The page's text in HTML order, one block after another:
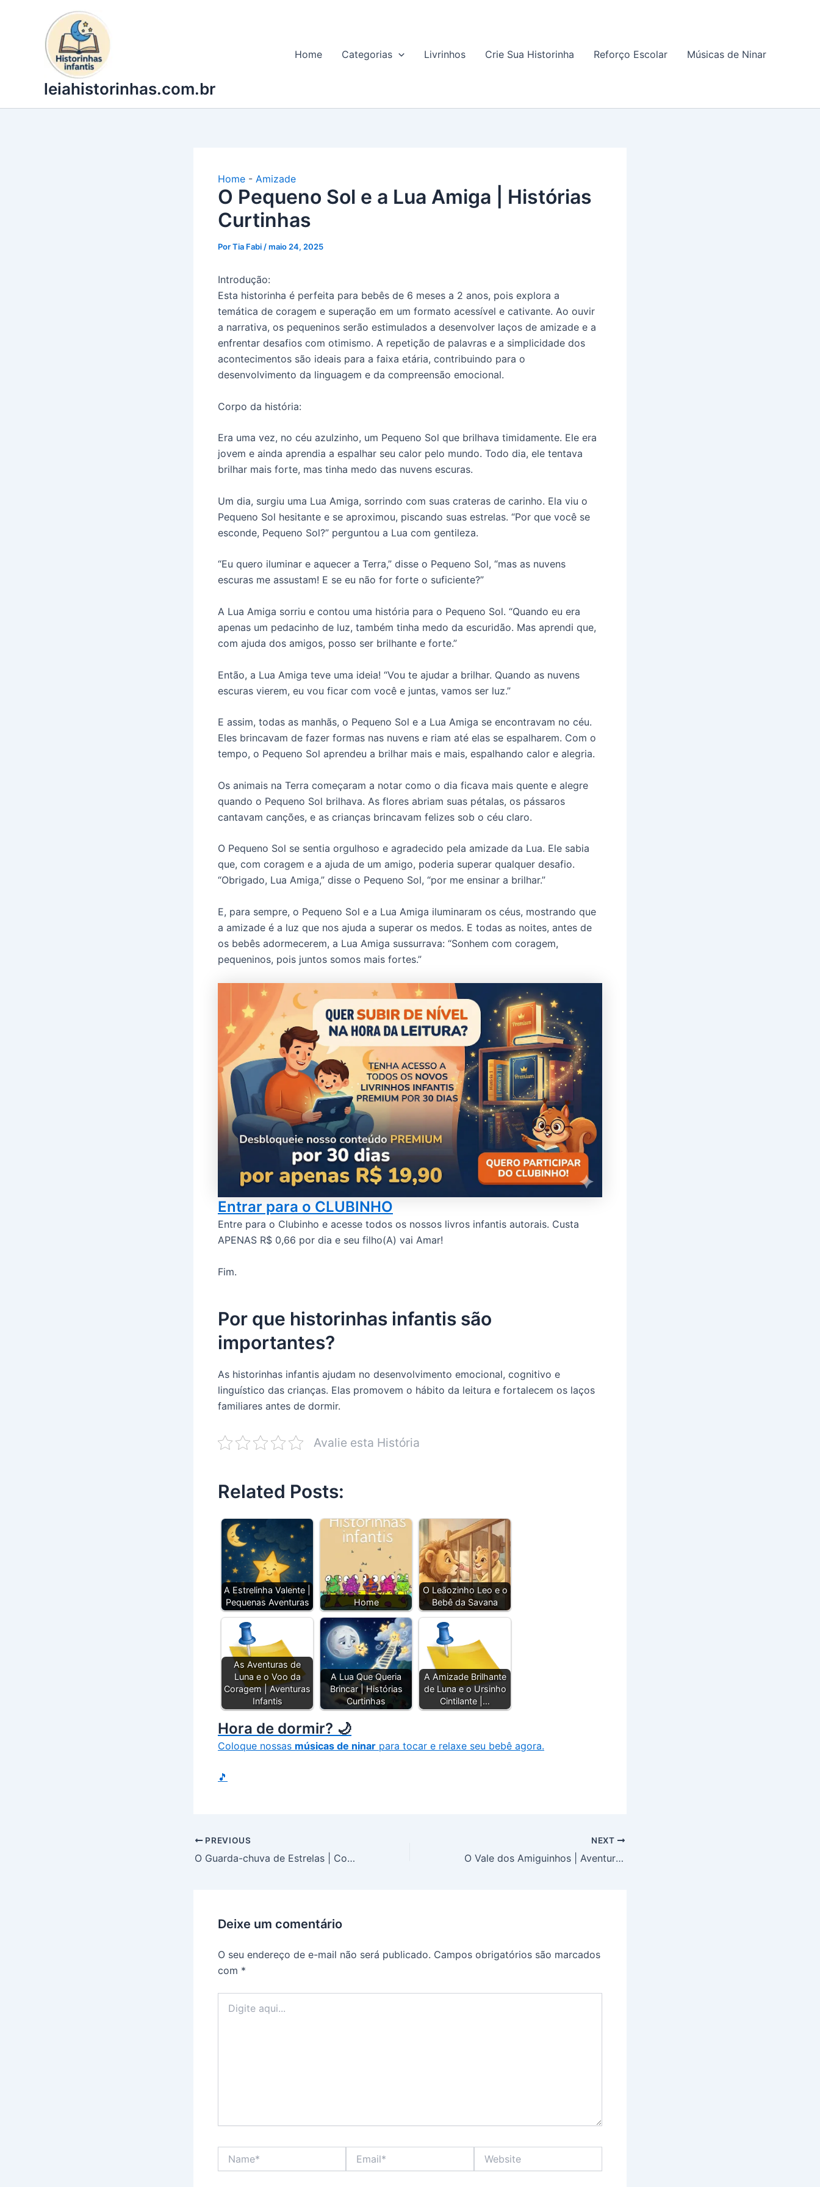
leiahistorinhas.com.br
Home Categorias Livrinhos Crie Sua Historinha Reforço Escolar Músicas de Ninar
Home - Amizade
O Pequeno Sol e a Lua Amiga | Histórias
Curtinhas
PorTia Fabi /maio 24, 2025
Introdução:
Esta historinha é perfeita para bebês de 6 meses a 2 anos, pois explora a
temática de coragem e superação em um formato acessível e cativante. Ao ouvir
a narrativa, os pequeninos serão estimulados a desenvolver laços de amizade e a
enfrentar desafios com otimismo. A repetição de palavras e a simplicidade dos
acontecimentos são ideais para a faixa etária, contribuindo para o
desenvolvimento da linguagem e da compreensão emocional.
Corpo da história:
Era uma vez, no céu azulzinho, um Pequeno Sol que brilhava timidamente. Ele era
jovem e ainda aprendia a espalhar seu calor pelo mundo. Todo dia, ele tentava
brilhar mais forte, mas tinha medo das nuvens escuras.
Um dia, surgiu uma Lua Amiga, sorrindo com suas crateras de carinho. Ela viu o
Pequeno Sol hesitante e se aproximou, piscando suas estrelas. “Por que você se
esconde, Pequeno Sol?” perguntou a Lua com gentileza.
“Eu quero iluminar e aquecer a Terra,” disse o Pequeno Sol, “mas as nuvens
escuras me assustam! E se eu não for forte o suficiente?”
A Lua Amiga sorriu e contou uma história para o Pequeno Sol. “Quando eu era
apenas um pedacinho de luz, também tinha medo da escuridão. Mas aprendi que,
com ajuda dos amigos, posso ser brilhante e forte.”
Então, a Lua Amiga teve uma ideia! “Vou te ajudar a brilhar. Quando as nuvens
escuras vierem, eu vou ficar com você e juntas, vamos ser luz.”
E assim, todas as manhãs, o Pequeno Sol e a Lua Amiga se encontravam no céu.
Eles brincavam de fazer formas nas nuvens e riam até elas se espalharem. Com o
tempo, o Pequeno Sol aprendeu a brilhar mais e mais, espalhando calor e alegria.
Os animais na Terra começaram a notar como o dia ficava mais quente e alegre
quando o Pequeno Sol brilhava. As flores abriam suas pétalas, os pássaros
cantavam canções, e as crianças brincavam felizes sob o céu claro.
O Pequeno Sol se sentia orgulhoso e agradecido pela amizade da Lua. Ele sabia
que, com coragem e a ajuda de um amigo, poderia superar qualquer desafio.
“Obrigado, Lua Amiga,” disse o Pequeno Sol, “por me ensinar a brilhar.”
E, para sempre, o Pequeno Sol e a Lua Amiga iluminaram os céus, mostrando que
a amizade é a luz que nos ajuda a superar os medos. E todas as noites, antes de
os bebês adormecerem, a Lua Amiga sussurrava: “Sonhem com coragem,
pequeninos, pois juntos somos mais fortes.”
Entrar para o CLUBINHO
Entre para o Clubinho e acesse todos os nossos livros infantis autorais. Custa
APENAS R$ 0,66 por dia e seu filho(A) vai Amar!
Fim.
Por que historinhas infantis são
importantes?
As historinhas infantis ajudam no desenvolvimento emocional, cognitivo e
linguístico das crianças. Elas promovem o hábito da leitura e fortalecem os laços
familiares antes de dormir.
Avalie esta História
Related Posts:
A Estrelinha Valente |
Pequenas Aventuras
Home
O Leãozinho Leo e o
Bebê da Savana
As Aventuras de
Luna e o Voo da
Coragem | Aventuras
Infantis
A Lua Que Queria
Brincar | Histórias
Curtinhas
A Amizade Brilhante
de Luna e o Ursinho
Cintilante |…
Hora de dormir? 🌙
Coloque nossas músicas de ninar para tocar e relaxe seu bebê agora.
🎵
PREVIOUS
O Guarda-chuva de Estrelas | Contos Infantis
NEXT
O Vale dos Amiguinhos | Aventuras Infantis
Deixe um comentário
O seu endereço de e-mail não será publicado. Campos obrigatórios são marcados
com *
aqui...